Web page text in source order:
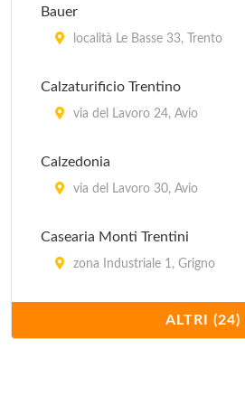
Bauer
località Le Basse 33, Trento
Calzaturificio Trentino
via del Lavoro 24, Avio
Calzedonia
via del Lavoro 30, Avio
Casearia Monti Trentini
zona Industriale 1, Grigno
Caseificio di Predazzo
via Fiamme Gialle 34, Predazzo
ALTRI (24)